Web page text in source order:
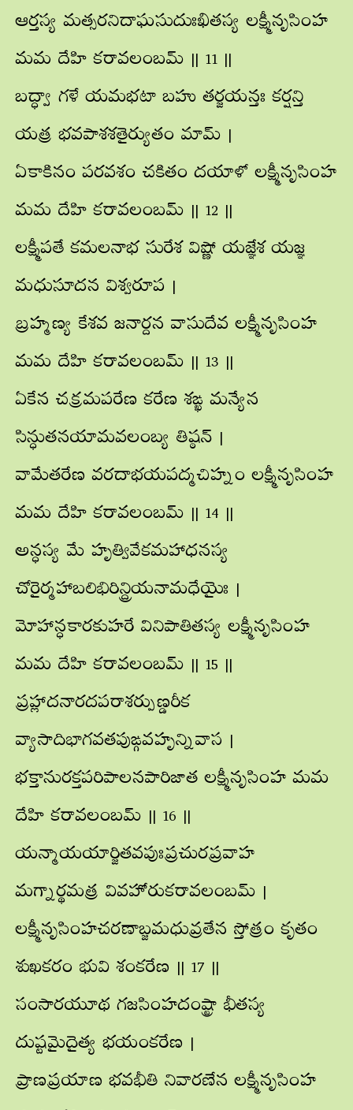
ఆర్తస్య మత్సరనిదాఘసుదుఃఖితస్య లక్ష్మీనృసింహ
మమ దేహి కరావలంబమ్ || 11 ||
బద్ధ్వా గళే యమభటా బహు తర్జయన్తః కర్షన్తి
యత్ర భవపాశశతైర్యుతం మామ్ |
ఏకాకినం పరవశం చకితం దయాళో లక్ష్మీనృసింహ
మమ దేహి కరావలంబమ్ || 12 ||
లక్ష్మీపతే కమలనాభ సురేశ విష్ణో యజ్ఞేశ యజ్ఞ
మధుసూదన విశ్వరూప |
బ్రహ్మణ్య కేశవ జనార్దన వాసుదేవ లక్ష్మీనృసింహ
మమ దేహి కరావలంబమ్ || 13 ||
ఏకేన చక్రమపరేణ కరేణ శఙ్ఖ మన్యేన
సిన్ధుతనయామవలంబ్య తిష్ఠన్ |
వామేతరేణ వరదాభయపద్మచిహ్నం లక్ష్మీనృసింహ
మమ దేహి కరావలంబమ్ || 14 ||
అన్ధస్య మే హృత్వివేకమహాధనస్య
చోరైర్మహాబలిభిరిన్ద్రియనామధేయైః |
మోహాన్ధకారకుహరే వినిపాతితస్య లక్ష్మీనృసింహ
మమ దేహి కరావలంబమ్ || 15 ||
ప్రహ్లాదనారదపరాశర్పుణ్డరీక
వ్యాసాదిభాగవతపుఙ్గవహృన్నివాస |
భక్తానురక్తపరిపాలనపారిజాత లక్ష్మీనృసింహ మమ
దేహి కరావలంబమ్ || 16 ||
యన్మాయయార్జితవపుఃప్రచురప్రవాహ
మగ్నార్థమత్ర వివహోరుకరావలంబమ్ |
లక్ష్మీనృసింహచరణాబ్జమధువ్రతేన స్తోత్రం కృతం
శుఖకరం భువి శంకరేణ || 17 ||
సంసారయూథ గజసింహదంష్ట్రా భీతస్య
దుష్టమైదైత్య భయంకరేణ |
ప్రాణప్రయాణ భవభీతి నివారణేన లక్ష్మీనృసింహ